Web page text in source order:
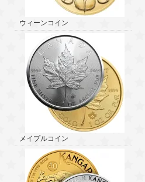
ウィーンコイン
メイプルコイン